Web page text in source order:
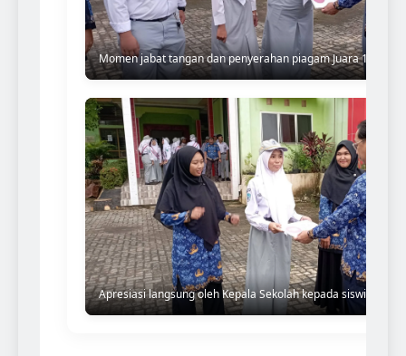
Momen jabat tangan dan penyerahan piagam Juara 1 Film
Apresiasi langsung oleh Kepala Sekolah kepada siswi